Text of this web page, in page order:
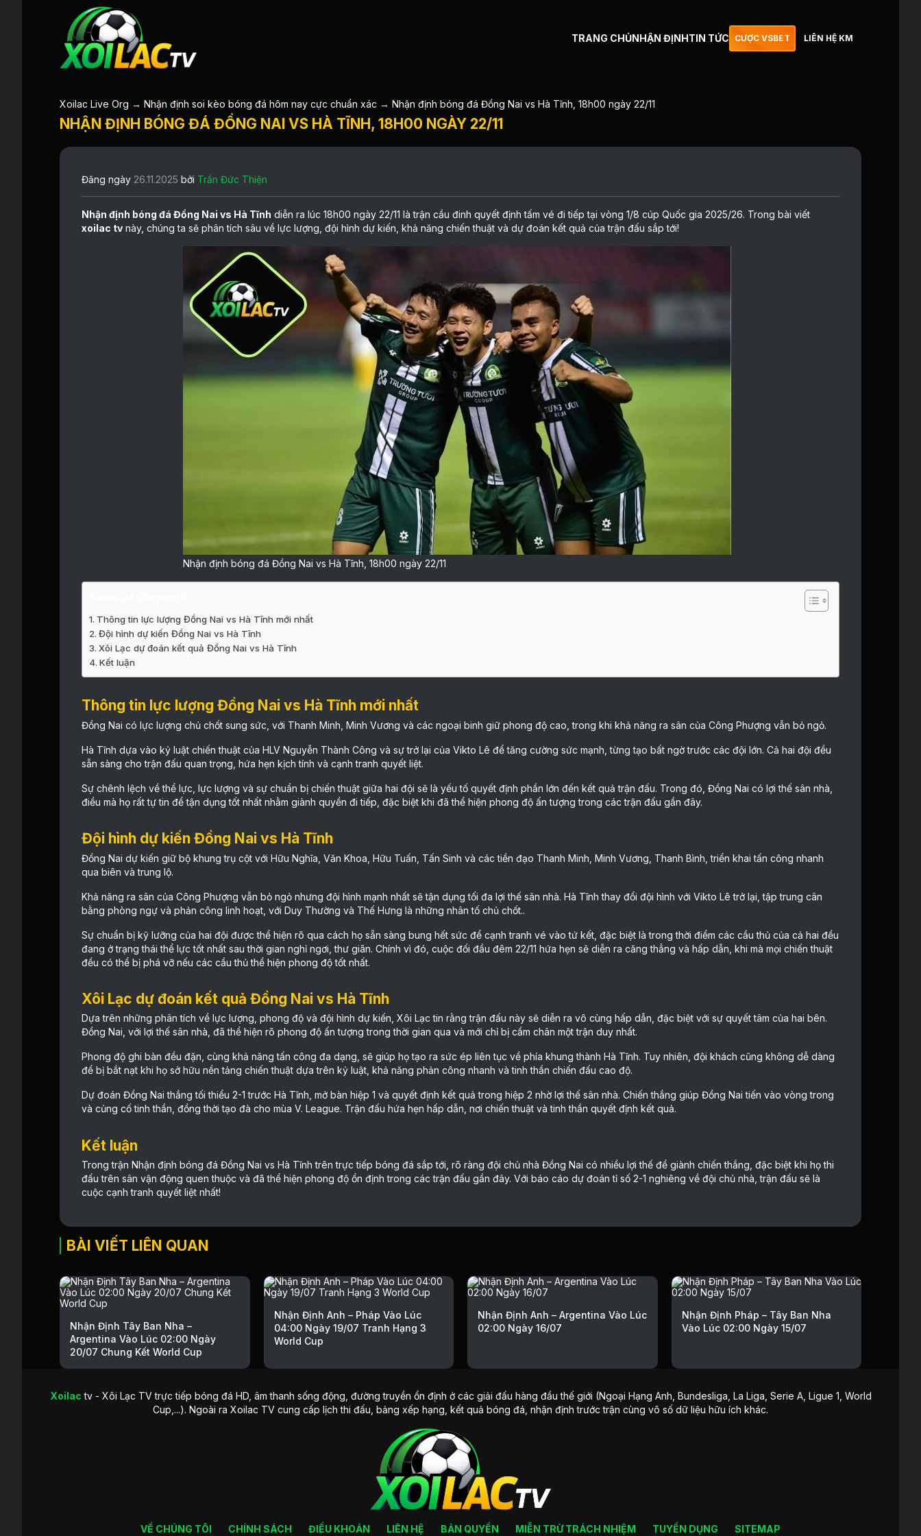
TRANG CHỦNHẬN ĐỊNHTIN TỨC CƯỢC VSBET LIÊN HỆ KM
Xoilac Live Org → Nhận định soi kèo bóng đá hôm nay cực chuẩn xác → Nhận định bóng đá Đồng Nai vs Hà Tĩnh, 18h00 ngày 22/11
NHẬN ĐỊNH BÓNG ĐÁ ĐỒNG NAI VS HÀ TĨNH, 18H00 NGÀY 22/11
Đăng ngày 26.11.2025 bởi Trần Đức Thiện
Nhận định bóng đá Đồng Nai vs Hà Tĩnh diễn ra lúc 18h00 ngày 22/11 là trận cầu đinh quyết định tấm vé đi tiếp tại vòng 1/8 cúp Quốc gia 2025/26. Trong bài viết
xoilac tv này, chúng ta sẽ phân tích sâu về lực lượng, đội hình dự kiến, khả năng chiến thuật và dự đoán kết quả của trận đấu sắp tới!
Nhận định bóng đá Đồng Nai vs Hà Tĩnh, 18h00 ngày 22/11
Thông tin lực lượng Đồng Nai vs Hà Tĩnh mới nhất
Đội hình dự kiến Đồng Nai vs Hà Tĩnh
Xôi Lạc dự đoán kết quả Đồng Nai vs Hà Tĩnh
Kết luận
Thông tin lực lượng Đồng Nai vs Hà Tĩnh mới nhất
Đồng Nai có lực lượng chủ chốt sung sức, với Thanh Minh, Minh Vương và các ngoại binh giữ phong độ cao, trong khi khả năng ra sân của Công Phượng vẫn bỏ ngỏ.
Hà Tĩnh dựa vào kỷ luật chiến thuật của HLV Nguyễn Thành Công và sự trở lại của Vikto Lê để tăng cường sức mạnh, từng tạo bất ngờ trước các đội lớn. Cả hai đội đều
sẵn sàng cho trận đấu quan trọng, hứa hẹn kịch tính và cạnh tranh quyết liệt.
Sự chênh lệch về thể lực, lực lượng và sự chuẩn bị chiến thuật giữa hai đội sẽ là yếu tố quyết định phần lớn đến kết quả trận đấu. Trong đó, Đồng Nai có lợi thế sân nhà,
điều mà họ rất tự tin để tận dụng tốt nhất nhằm giành quyền đi tiếp, đặc biệt khi đã thể hiện phong độ ấn tượng trong các trận đấu gần đây.
Đội hình dự kiến Đồng Nai vs Hà Tĩnh
Đồng Nai dự kiến giữ bộ khung trụ cột với Hữu Nghĩa, Văn Khoa, Hữu Tuấn, Tấn Sinh và các tiền đạo Thanh Minh, Minh Vương, Thanh Bình, triển khai tấn công nhanh
qua biên và trung lộ.
Khả năng ra sân của Công Phượng vẫn bỏ ngỏ nhưng đội hình mạnh nhất sẽ tận dụng tối đa lợi thế sân nhà. Hà Tĩnh thay đổi đội hình với Vikto Lê trở lại, tập trung cân
bằng phòng ngự và phản công linh hoạt, với Duy Thường và Thế Hưng là những nhân tố chủ chốt..
Sự chuẩn bị kỹ lưỡng của hai đội được thể hiện rõ qua cách họ sẵn sàng bung hết sức để cạnh tranh vé vào tứ kết, đặc biệt là trong thời điểm các cầu thủ của cả hai đều
đang ở trạng thái thể lực tốt nhất sau thời gian nghỉ ngơi, thư giãn. Chính vì đó, cuộc đối đầu đêm 22/11 hứa hẹn sẽ diễn ra căng thẳng và hấp dẫn, khi mà mọi chiến thuật
đều có thể bị phá vỡ nếu các cầu thủ thể hiện phong độ tốt nhất.
Xôi Lạc dự đoán kết quả Đồng Nai vs Hà Tĩnh
Dựa trên những phân tích về lực lượng, phong độ và đội hình dự kiến, Xôi Lạc tin rằng trận đấu này sẽ diễn ra vô cùng hấp dẫn, đặc biệt với sự quyết tâm của hai bên.
Đồng Nai, với lợi thế sân nhà, đã thể hiện rõ phong độ ấn tượng trong thời gian qua và mới chỉ bị cầm chân một trận duy nhất.
Phong độ ghi bàn đều đặn, cùng khả năng tấn công đa dạng, sẽ giúp họ tạo ra sức ép liên tục về phía khung thành Hà Tĩnh. Tuy nhiên, đội khách cũng không dễ dàng
để bị bắt nạt khi họ sở hữu nền tảng chiến thuật dựa trên kỷ luật, khả năng phản công nhanh và tinh thần chiến đấu cao độ.
Dự đoán Đồng Nai thắng tối thiểu 2-1 trước Hà Tĩnh, mở bàn hiệp 1 và quyết định kết quả trong hiệp 2 nhờ lợi thế sân nhà. Chiến thắng giúp Đồng Nai tiến vào vòng trong
và củng cố tinh thần, đồng thời tạo đà cho mùa V. League. Trận đấu hứa hẹn hấp dẫn, nơi chiến thuật và tinh thần quyết định kết quả.
Kết luận
Trong trận Nhận định bóng đá Đồng Nai vs Hà Tĩnh trêntrực tiếp bóng đá sắp tới, rõ ràng đội chủ nhà Đồng Nai có nhiều lợi thế để giành chiến thắng, đặc biệt khi họ thi
đấu trên sân vận động quen thuộc và đã thể hiện phong độ ổn định trong các trận đấu gần đây. Với báo cáo dự đoán tỉ số 2-1 nghiêng về đội chủ nhà, trận đấu sẽ là
cuộc cạnh tranh quyết liệt nhất!
BÀI VIẾT LIÊN QUAN
Nhận Định Tây Ban Nha –
Argentina Vào Lúc 02:00 Ngày
20/07 Chung Kết World Cup
Nhận Định Anh – Pháp Vào Lúc
04:00 Ngày 19/07 Tranh Hạng 3
World Cup
Nhận Định Anh – Argentina Vào Lúc
02:00 Ngày 16/07
Nhận Định Pháp – Tây Ban Nha
Vào Lúc 02:00 Ngày 15/07
Xoilac tv - Xôi Lạc TV trực tiếp bóng đá HD, âm thanh sống động, đường truyền ổn định ở các giải đấu hàng đầu thế giới (Ngoại Hạng Anh, Bundesliga, La Liga, Serie A, Ligue 1, World
Cup,...). Ngoài ra Xoilac TV cung cấp lịch thi đấu, bảng xếp hạng, kết quả bóng đá, nhận định trước trận cùng vô số dữ liệu hữu ích khác.
VỀ CHÚNG TÔI CHÍNH SÁCH ĐIỀU KHOẢN LIÊN HỆ BẢN QUYỀN MIỄN TRỪ TRÁCH NHIỆM TUYỂN DỤNG SITEMAP